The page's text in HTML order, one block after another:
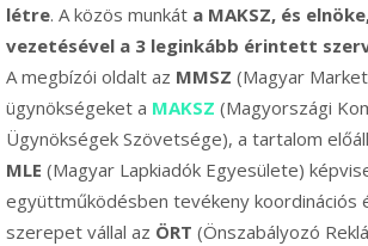
létre. A közös munkát a MAKSZ, és
vezetésével a 3 leginkább érintett
A megbízói oldalt az MMSZ (Magyar
ügynökségeket a MAKSZ (Magyországi
Ügynökségek Szövetsége), a tartalom
MLE (Magyar Lapkiadók Egyesülete)
együttműködésben tevékeny koordinációs
szerepet vállal az ÖRT (Önszabályozó